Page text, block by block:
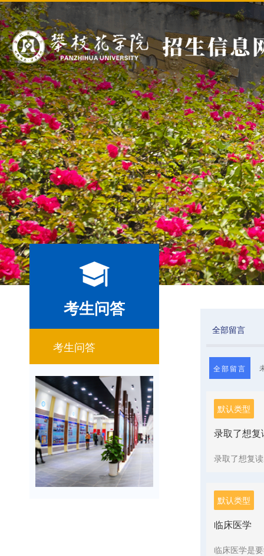
考生问答
考生问答
全部留言
默认类型
录取了想
录取了想复
默认类型
临床医学
临床医学是